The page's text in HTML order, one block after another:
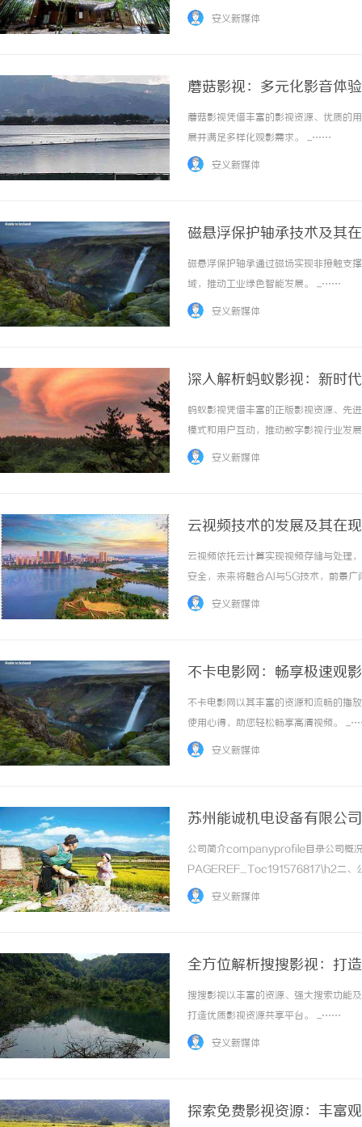
义它，已经远远不够。经过二十余年的
安义新媒体
蘑菇影视：多元化影音体
蘑菇影视凭借丰富的影视资源、优质的
展并满足多样化观影需求。 ...……
安义新媒体
磁悬浮保护轴承技术及其
磁悬浮保护轴承通过磁场实现非接触支
域，推动工业绿色智能发展。 ...……
安义新媒体
深入解析蚂蚁影视：新时
蚂蚁影视凭借丰富的正版影视资源、先
模式和用户互动，推动数字影视行业发
安义新媒体
云视频技术的发展及其在
云视频依托云计算实现视频存储与处理
安全，未来将融合AI与5G技术，前景
安义新媒体
不卡电影网：畅享极速观
不卡电影网以其丰富的资源和流畅的播
使用心得，助您轻松畅享高清视频。
安义新媒体
苏州能诚机电设备有限公司
公司简介companyprofile目录公司概
PAGEREF_Toc191576817\h2二、
PAGEREF_Toc191576819\h3四、
安义新媒体
全方位解析搜搜影视：打
搜搜影视以丰富的资源、强大搜索功能
打造优质影视资源共享平台。 ...……
安义新媒体
探索免费影视资源：丰富